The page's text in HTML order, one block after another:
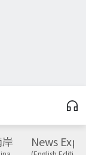
News